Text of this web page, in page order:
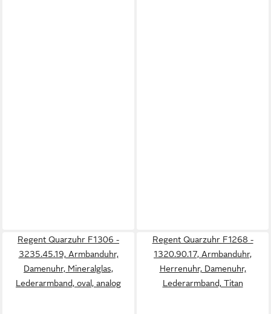
Regent Quarzuhr F1306 -
3235.45.19, Armbanduhr,
Damenuhr, Mineralglas,
Lederarmband, oval, analog
Regent Quarzuhr F1268 -
1320.90.17, Armbanduhr,
Herrenuhr, Damenuhr,
Lederarmband, Titan